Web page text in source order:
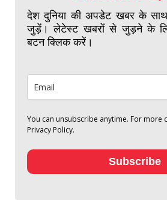
देश दुनिया की अपडेट खबर के
जुड़ें। लेटेस्ट खबरों से जुड़ने के
बटन क्लिक करें।
You can unsubscribe anytime. For more
Privacy Policy.
Subscribe